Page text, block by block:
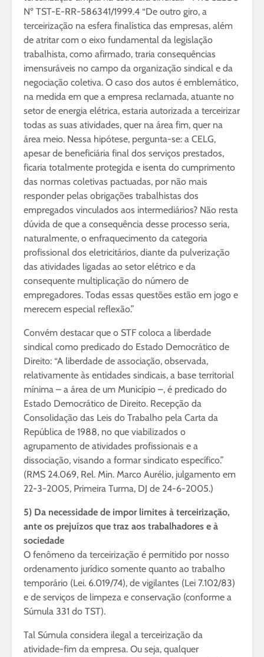
Nº TST-E-RR-586341/1999.4 “De outro giro, a
terceirização na esfera finalística das empresas, além
de atritar com o eixo fundamental da legislação
trabalhista, como afirmado, traria consequências
imensuráveis no campo da organização sindical e da
negociação coletiva. O caso dos autos é emblemático,
na medida em que a empresa reclamada, atuante no
setor de energia elétrica, estaria autorizada a terceirizar
todas as suas atividades, quer na área fim, quer na
área meio. Nessa hipótese, pergunta-se: a CELG,
apesar de beneficiária final dos serviços prestados,
ficaria totalmente protegida e isenta do cumprimento
das normas coletivas pactuadas, por não mais
responder pelas obrigações trabalhistas dos
empregados vinculados aos intermediários? Não resta
dúvida de que a consequência desse processo seria,
naturalmente, o enfraquecimento da categoria
profissional dos eletricitários, diante da pulverização
das atividades ligadas ao setor elétrico e da
consequente multiplicação do número de
empregadores. Todas essas questões estão em jogo e
merecem especial reflexão.”
Convém destacar que o STF coloca a liberdade
sindical como predicado do Estado Democrático de
Direito: “A liberdade de associação, observada,
relativamente às entidades sindicais, a base territorial
mínima – a área de um Município –, é predicado do
Estado Democrático de Direito. Recepção da
Consolidação das Leis do Trabalho pela Carta da
República de 1988, no que viabilizados o
agrupamento de atividades profissionais e a
dissociação, visando a formar sindicato específico.”
(RMS 24.069, Rel. Min. Marco Aurélio, julgamento em
22-3-2005, Primeira Turma, DJ de 24-6-2005.)
5) Da necessidade de impor limites à terceirização,
ante os prejuízos que traz aos trabalhadores e à
sociedade
O fenômeno da terceirização é permitido por nosso
ordenamento jurídico somente quanto ao trabalho
temporário (Lei. 6.019/74), de vigilantes (Lei 7.102/83)
e de serviços de limpeza e conservação (conforme a
Súmula 331 do TST).
Tal Súmula considera ilegal a terceirização da
atividade-fim da empresa. Ou seja, qualquer